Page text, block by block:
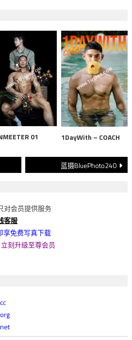
01 1DayWith – COACH
蓝摄BluePhoto240
对会员提供服务
客服
享免费写真下载
刻升级至尊会员